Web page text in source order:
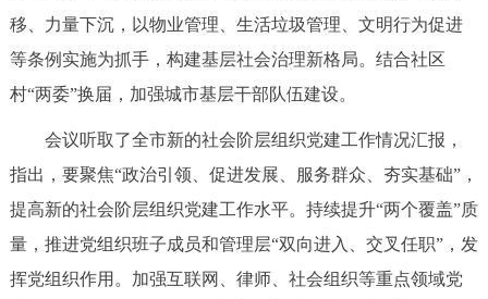
12345网上接诉即办 我要咨询
参与调查 在线访谈 图说互动
走进北京
北京概况 十六区概览 人文北京
移、力量下沉，以物业管理、生活垃圾管理、文明行为促进
等条例实施为抓手，构建基层社会治理新格局。结合社区
村“两委”换届，加强城市基层干部队伍建设。
会议听取了全市新的社会阶层组织党建工作情况汇报，
指出，要聚焦“政治引领、促进发展、服务群众、夯实基础”，
提高新的社会阶层组织党建工作水平。持续提升“两个覆盖”质
量，推进党组织班子成员和管理层“双向进入、交叉任职”，发
挥党组织作用。加强互联网、律师、社会组织等重点领域党